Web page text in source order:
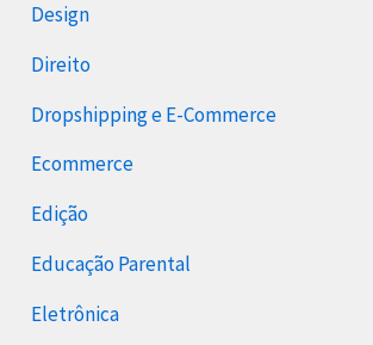
Design
Direito
Dropshipping e E-Commerce
Ecommerce
Edição
Educação Parental
Eletrônica